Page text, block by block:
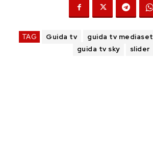
TAG Guida tv guida tv mediaset
guida tv sky
slider